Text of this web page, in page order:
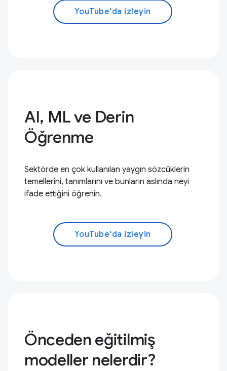
YouTube'da izleyin
AI, ML ve Derin
Öğrenme
Sektörde en çok kullanılan yaygın sözcüklerin
temellerini, tanımlarını ve bunların aslında neyi
ifade ettiğini öğrenin.
YouTube'da izleyin
Önceden eğitilmiş
modeller nelerdir?